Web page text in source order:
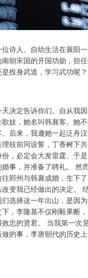
诗人。自幼生活在襄阳
朝宋国的开国功勋，担
投身武道，学习武功呢？
决定告诉你们。自从我
妓，她名叫韩襄客。她
后来，我邀她一起泛舟
枝前同设誓，丁香树下
，必定会大发雷霆。于
事，并准备了聘礼。 然
郢州与韩襄成婚，生下
变我已经做出的决定。
选择这一年出山，是因
，李隆基不仅刚毅果断
忠的贤君。 当我第一
的事，李唐朝代的历史